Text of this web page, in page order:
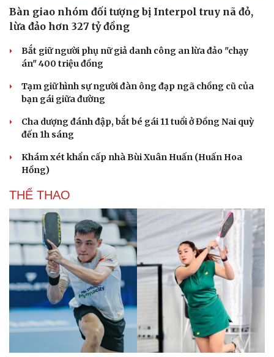
Sân khấu - Điện ảnh
Văn học
Âm nhạc
Di sản
Nghệ sĩ
Thời trang
Bàn giao nhóm đối tượng bị Interpol truy nã đỏ,
lừa đảo hơn 327 tỷ đồng
Bắt giữ người phụ nữ giả danh công an lừa đảo "chạy
án" 400 triệu đồng
Tạm giữ hình sự người đàn ông đạp ngã chồng cũ của
bạn gái giữa đường
Cha dượng đánh đập, bắt bé gái 11 tuổi ở Đồng Nai quỳ
đến 1h sáng
Khám xét khẩn cấp nhà Bùi Xuân Huấn (Huấn Hoa
Hồng)
THỂ THAO